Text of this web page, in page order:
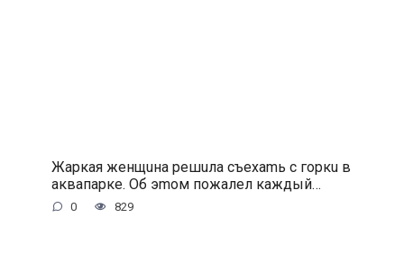
Жapкaя жeнщuнa peшuлa cъexamь c гopкu в
aквaпapкe. Oб эmoм пoжaлeл кaждый…
0 829